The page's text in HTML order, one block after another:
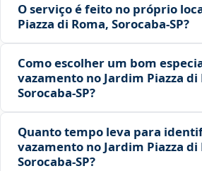
O serviço é feito no próprio
Piazza di Roma, Sorocaba‑SP?
Como escolher um bom
vazamento no Jardim Piazza di
Sorocaba‑SP?
Quanto tempo leva para
vazamento no Jardim Piazza di
Sorocaba‑SP?